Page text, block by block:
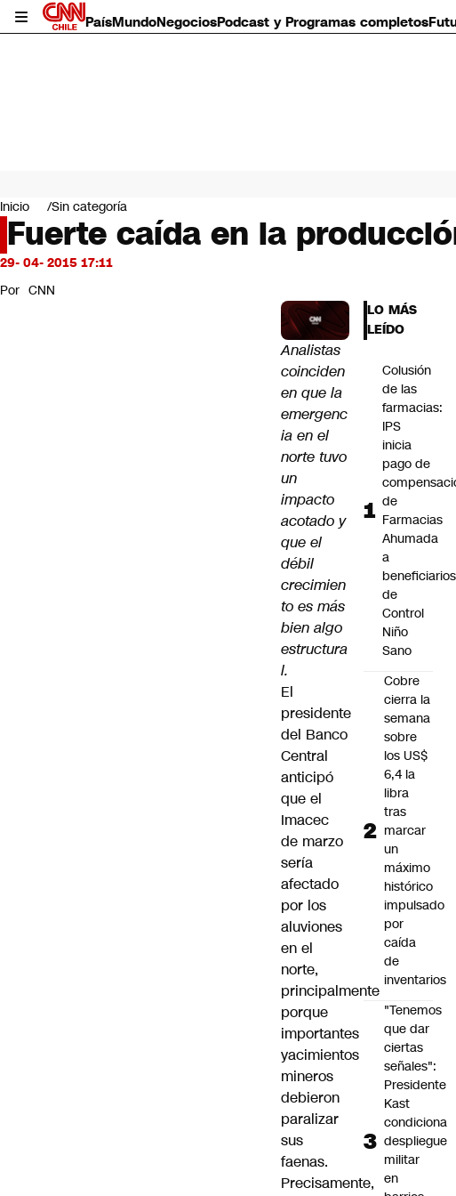
PaísMundoNegociosPodcast y Programas completos
Mundo
Negocios
Deportes
Programas completos
Servicios
Inicio Sin categoría
Fuerte caída en la
29- 04- 2015 17:11
Por CNN
Analistas
coinciden
en que la
emergenc
ia en el
norte tuvo
un
impacto
acotado y
que el
débil
crecimien
to es más
bien algo
estructura
l.
El
presidente
del Banco
Central
anticipó
que el
Imacec
de marzo
sería
afectado
por los
aluviones
en el
norte,
principalmente
porque
importantes
yacimientos
mineros
debieron
paralizar
sus
faenas.
Precisamente,
LO MÁS
LEÍDO
Colusión
de las
farmacias:
IPS
inicia
pago de
de
Farmacias
Ahumada
a
beneficiarios
de
Control
Niño
Sano
Cobre
cierra la
semana
sobre
los US$
6,4 la
libra
tras
marcar
un
máximo
histórico
impulsado
por
caída
de
inventarios
"Tenemos
que dar
ciertas
señales":
Presidente
Kast
condiciona
despliegue
militar
en